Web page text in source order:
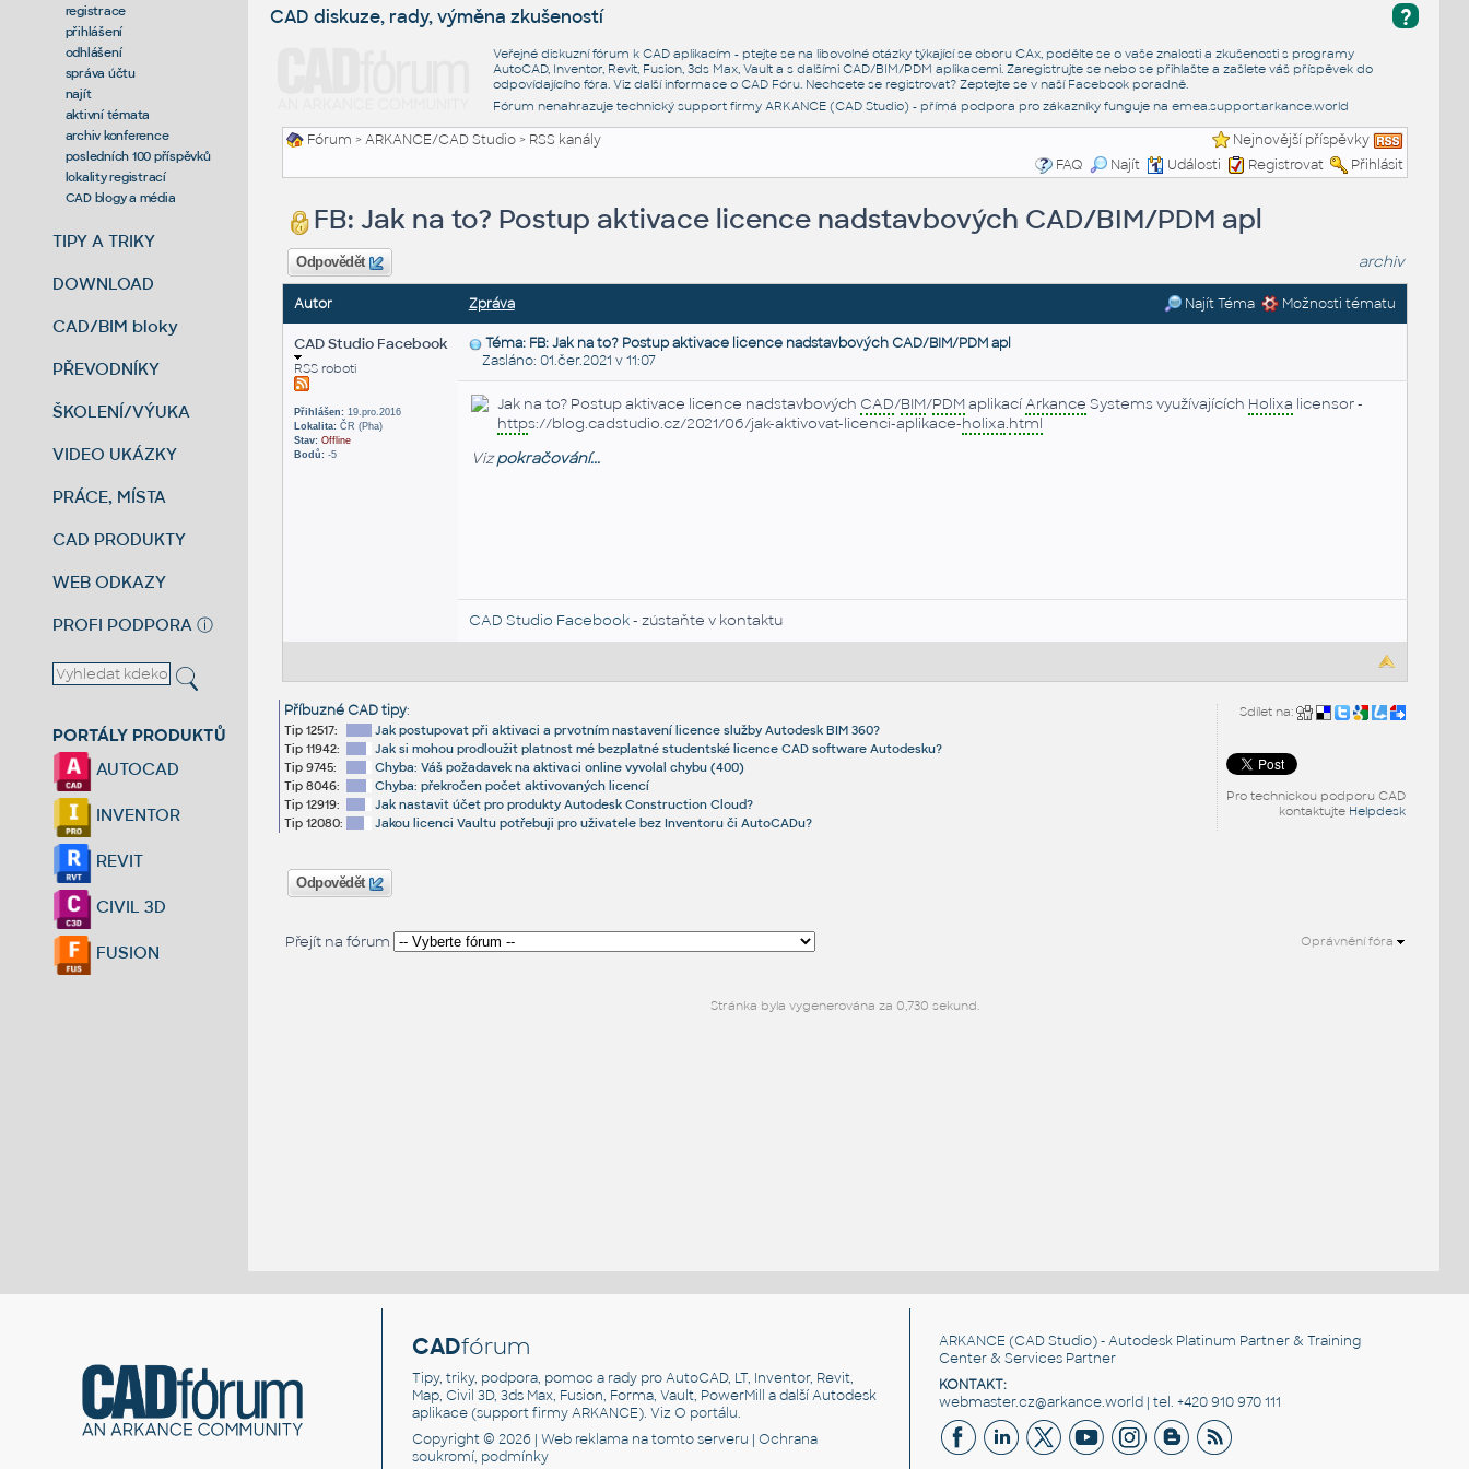
registrace
přihlášení
odhlášení
správa účtu
najít
aktivní témata
archiv konference
posledních 100 příspěvků
lokality registrací
CAD blogy a média
TIPY A TRIKY
DOWNLOAD
CAD/BIM bloky
PŘEVODNÍKY
ŠKOLENÍ/VÝUKA
VIDEO UKÁZKY
PRÁCE, MÍSTA
CAD PRODUKTY
WEB ODKAZY
PROFI PODPORA ⓘ
PORTÁLY PRODUKTŮ
AUTOCAD
INVENTOR
REVIT
CIVIL 3D
FUSION
?
CAD diskuze, rady, výměna zkušeností
Veřejné diskuzní fórum k CAD aplikacím - ptejte se na libovolné otázky týkající se oboru CAx, podělte se o vaše znalosti a zkušenosti s programy
AutoCAD, Inventor, Revit, Fusion, 3ds Max, Vault a s dalšími CAD/BIM/PDM aplikacemi. Zaregistrujte se nebo se přihlašte a zašlete váš příspěvek do
odpovídajícího fóra. Viz další informace o CAD Fóru. Nechcete se registrovat? Zeptejte se v naší Facebook poradně.
Fórum nenahrazuje technický support firmy ARKANCE (CAD Studio) - přímá podpora pro zákazníky funguje na emea.support.arkance.world
Fórum >ARKANCE/CAD Studio> RSS kanály
Nejnovější příspěvky
FAQ
Najít Události Registrovat Přihlásit
FB: Jak na to? Postup aktivace licence nadstavbových CAD/BIM/PDM apl
Odpovědět archiv
Autor Zpráva Najít Téma Možnosti tématu
CAD Studio Facebook
RSS roboti
Přihlášen:19.pro.2016
Lokalita:ČR (Pha)
Stav: Offline
Bodů:-5
Téma: FB: Jak na to? Postup aktivace licence nadstavbových CAD/BIM/PDM apl
Zasláno: 01.čer.2021 v 11:07
Jak na to? Postup aktivace licence nadstavbových CAD/BIM/PDMaplikacíArkance Systems využívajících Holixa licensor -
https://blog.cadstudio.cz/2021/06/jak-aktivovat-licenci-aplikace-holixa.html
Vizpokračování...
CAD Studio Facebook- zústaňte v kontaktu
Sdílet na:
Pro technickou podporu CAD
kontaktujte Helpdesk
Příbuzné CAD tipy:
Tip 12517:
Jak postupovat při aktivaci a prvotním nastavení licence služby Autodesk BIM 360?
Tip 11942:
Jak si mohou prodloužit platnost mé bezplatné studentské licence CAD software Autodesku?
Tip 9745:
Chyba: Váš požadavek na aktivaci online vyvolal chybu (400)
Tip 8046:
Chyba: překročen počet aktivovaných licencí
Tip 12919:
Jak nastavit účet pro produkty Autodesk Construction Cloud?
Tip 12080:
Jakou licenci Vaultu potřebuji pro uživatele bez Inventoru či AutoCADu?
Odpovědět
Přejít na fórum Oprávnění fóra
Stránka byla vygenerována za 0,730 sekund.
CADfórum
Tipy, triky, podpora, pomoc a rady pro AutoCAD, LT, Inventor, Revit,
Map, Civil 3D, 3ds Max, Fusion, Forma, Vault, PowerMill a další Autodesk
aplikace (support firmy ARKANCE). VizO portálu.
Copyright © 2026 |Web reklama na tomto serveru |Ochrana
soukromí, podmínky
ARKANCE (CAD Studio) - Autodesk Platinum Partner & Training
Center & Services Partner
KONTAKT:
webmaster.cz@arkance.world | tel. +420 910 970 111